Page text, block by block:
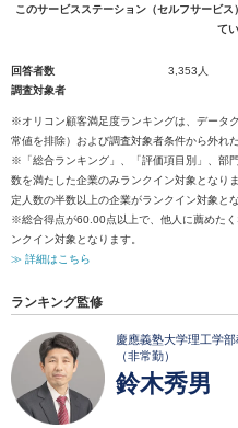
このサービスステーション（セルフサービ
て
回答者数
3,353人
調査対象者
※オリコン顧客満足度ランキングは、データ
常値を排除）および調査対象者条件から外れ
※「総合ランキング」、「評価項目別」、部
数を満たした企業のみランクイン対象となり
定人数の半数以上の企業がランクイン対象とな
※総合得点が60.00点以上で、他人に薦めた
ンクイン対象となります。
≫ 詳細はこちら
ランキング監修
慶應義塾大学理工学
（非常勤）
鈴木秀男